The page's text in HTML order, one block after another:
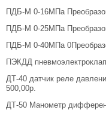
ПДБ-М 0-16МПа
ПДБ-М 0-25МПа
ПДБ-М 0-40МПа
ПЭКДД
ДТ-40 датчик реле
500,00р.
ДТ-50 Манометр